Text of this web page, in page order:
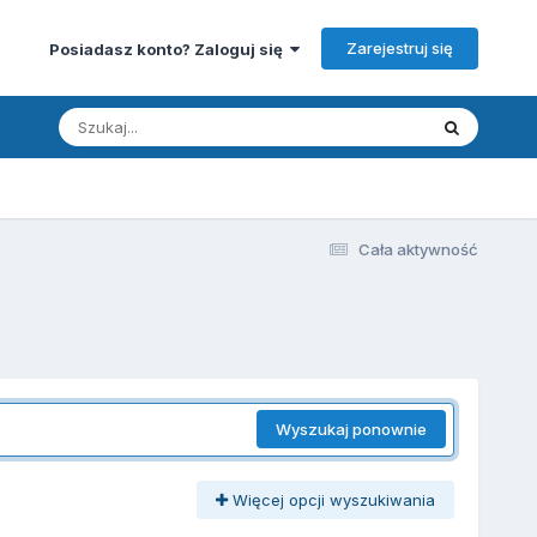
Posiadasz konto? Zaloguj się Zarejestruj się
Cała aktywność
Wyszukaj ponownie
Więcej opcji wyszukiwania